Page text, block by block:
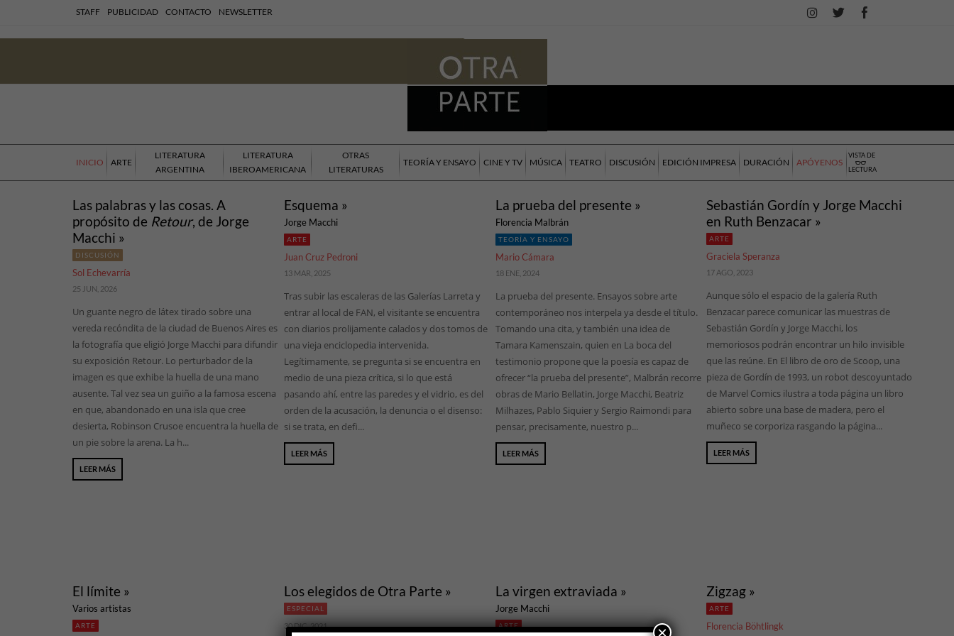
STAFF PUBLICIDAD CONTACTO NEWSLETTER
INICIO ARTE
LITERATURA
ARGENTINA
LITERATURA
IBEROAMERICANA
OTRAS
LITERATURAS
TEORÍA Y ENSAYO CINE Y TV MÚSICA TEATRO DISCUSIÓN EDICIÓN IMPRESA DURACIÓN APÓYENOS
VISTA DE
LECTURA
Las palabras y las cosas. A
propósito de Retour, de Jorge
Macchi »
DISCUSIÓN
Sol Echevarría
25 JUN, 2026
Un guante negro de látex tirado sobre una
vereda recóndita de la ciudad de Buenos Aires es
la fotografía que eligió Jorge Macchi para difundir
su exposición Retour. Lo perturbador de la
imagen es que exhibe la huella de una mano
ausente. Tal vez sea un guiño a la famosa escena
en que, abandonado en una isla que cree
desierta, Robinson Crusoe encuentra la huella de
un pie sobre la arena. La h...
LEER MÁS
El límite »
Varios artistas
ARTE
Esquema »
Jorge Macchi
ARTE
Juan Cruz Pedroni
13 MAR, 2025
Tras subir las escaleras de las Galerías Larreta y
entrar al local de FAN, el visitante se encuentra
con diarios prolijamente calados y dos tomos de
una vieja enciclopedia intervenida.
Legítimamente, se pregunta si se encuentra en
medio de una pieza crítica, si lo que está
pasando ahí, entre las paredes y el vidrio, es del
orden de la acusación, la denuncia o el disenso:
si se trata, en defi...
LEER MÁS
Los elegidos de Otra Parte »
ESPECIAL
30 DIC, 2021
La prueba del presente »
Florencia Malbrán
TEORÍA Y ENSAYO
Mario Cámara
18 ENE, 2024
La prueba del presente. Ensayos sobre arte
contemporáneo nos interpela ya desde el título.
Tomando una cita, y también una idea de
Tamara Kamenszain, quien en La boca del
testimonio propone que la poesía es capaz de
ofrecer “la prueba del presente”, Malbrán recorre
obras de Mario Bellatin, Jorge Macchi, Beatriz
Milhazes, Pablo Siquier y Sergio Raimondi para
pensar, precisamente, nuestro p...
LEER MÁS
La virgen extraviada »
Jorge Macchi
ARTE
Sebastián Gordín y Jorge Macchi
en Ruth Benzacar »
ARTE
Graciela Speranza
17 AGO, 2023
Aunque sólo el espacio de la galería Ruth
Benzacar parece comunicar las muestras de
Sebastián Gordín y Jorge Macchi, los
memoriosos podrán encontrar un hilo invisible
que las reúne. En El libro de oro de Scoop, una
pieza de Gordín de 1993, un robot descoyuntado
de Marvel Comics ilustra a toda página un libro
abierto sobre una base de madera, pero el
muñeco se corporiza rasgando la página...
LEER MÁS
Zigzag »
ARTE
Florencia Böhtlingk